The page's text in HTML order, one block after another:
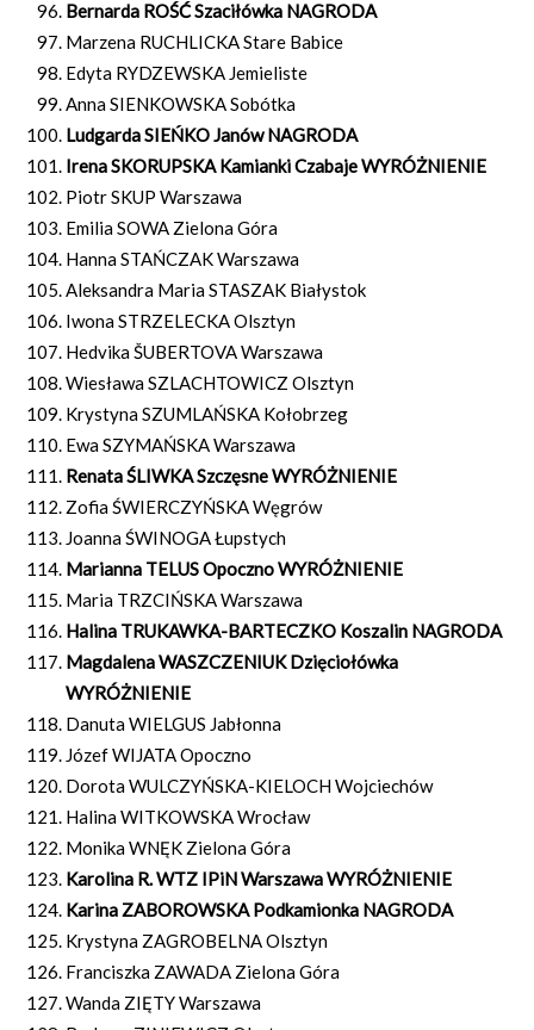
Bernarda ROŚĆ Szaciłówka NAGRODA
Marzena RUCHLICKA Stare Babice
Edyta RYDZEWSKA Jemieliste
Anna SIENKOWSKA Sobótka
Ludgarda SIEŃKO Janów NAGRODA
Irena SKORUPSKA Kamianki Czabaje WYRÓŻNIENIE
Piotr SKUP Warszawa
Emilia SOWA Zielona Góra
Hanna STAŃCZAK Warszawa
Aleksandra Maria STASZAK Białystok
Iwona STRZELECKA Olsztyn
Hedvika ŠUBERTOVA Warszawa
Wiesława SZLACHTOWICZ Olsztyn
Krystyna SZUMLAŃSKA Kołobrzeg
Ewa SZYMAŃSKA Warszawa
Renata ŚLIWKA Szczęsne WYRÓŻNIENIE
Zofia ŚWIERCZYŃSKA Węgrów
Joanna ŚWINOGA Łupstych
Marianna TELUS Opoczno WYRÓŻNIENIE
Maria TRZCIŃSKA Warszawa
Halina TRUKAWKA-BARTECZKO Koszalin NAGRODA
Magdalena WASZCZENIUK Dzięciołówka
WYRÓŻNIENIE
Danuta WIELGUS Jabłonna
Józef WIJATA Opoczno
Dorota WULCZYŃSKA-KIELOCH Wojciechów
Halina WITKOWSKA Wrocław
Monika WNĘK Zielona Góra
Karolina R. WTZ IPiN Warszawa WYRÓŻNIENIE
Karina ZABOROWSKA Podkamionka NAGRODA
Krystyna ZAGROBELNA Olsztyn
Franciszka ZAWADA Zielona Góra
Wanda ZIĘTY Warszawa